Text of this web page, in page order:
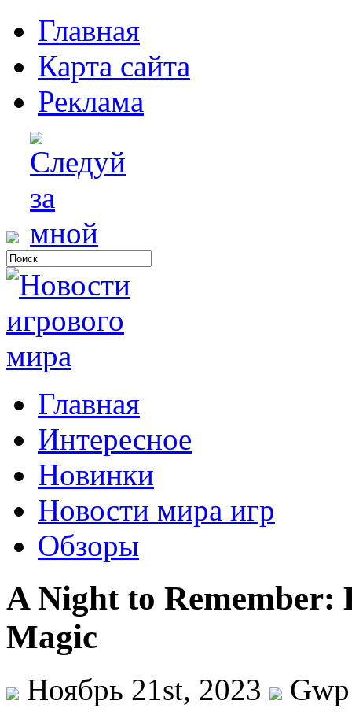
Главная
Карта сайта
Реклама
Главная
Интересное
Новинки
Новости мира игр
Обзоры
A Night to Remember:
Magic
Ноябрь 21st, 2023
Gwp